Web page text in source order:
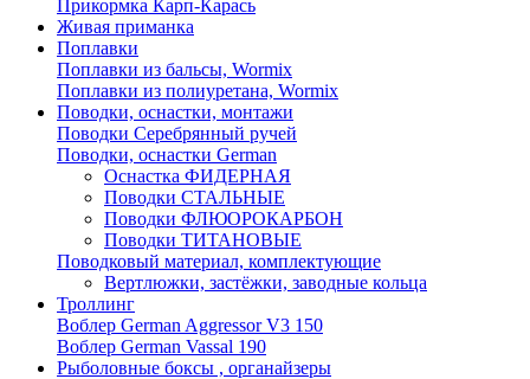
Прикормка Карп-Карась
Живая приманка
Поплавки
Поплавки из бальсы, Wormix
Поплавки из полиуретана, Wormix
Поводки, оснастки, монтажи
Поводки Серебрянный ручей
Поводки, оснастки German
Оснастка ФИДЕРНАЯ
Поводки СТАЛЬНЫЕ
Поводки ФЛЮОРОКАРБОН
Поводки ТИТАНОВЫЕ
Поводковый материал, комплектующие
Вертлюжки, застёжки, заводные кольца
Троллинг
Воблер German Aggressor V3 150
Воблер German Vassal 190
Рыболовные боксы , органайзеры